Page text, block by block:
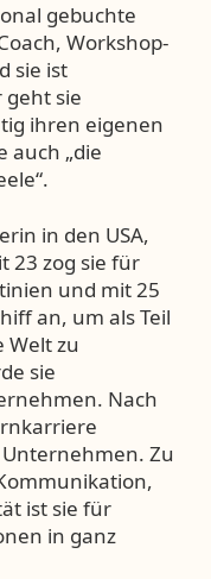
gebuchte
Workshop-
sie ist
sie
ihren eigenen
auch „die
in den USA,
23 zog sie für
und mit 25
an, um als Teil
zu
sie
Nach
Zu
ist sie für
in ganz